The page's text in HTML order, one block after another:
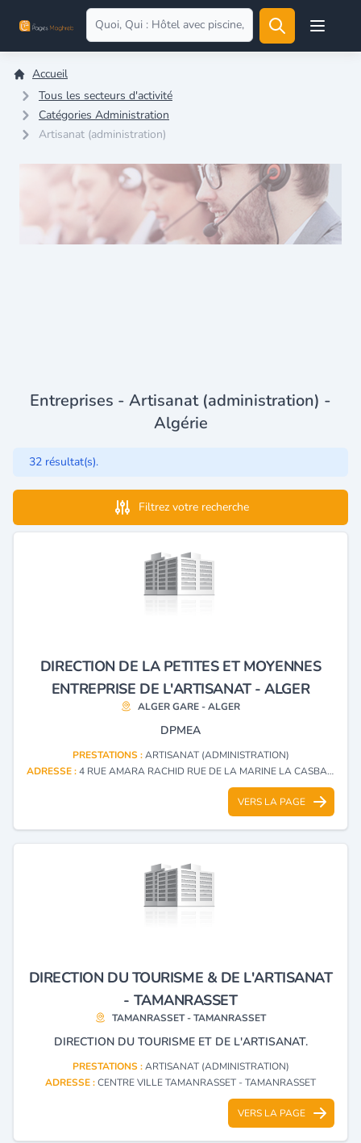
Open
Accueil
Tous les secteurs d'activité
Catégories Administration
Artisanat (administration)
Entreprises - Artisanat (administration) -
Algérie
32 résultat(s).
Filtrez votre recherche
DIRECTION DE LA PETITES ET MOYENNES
ENTREPRISE DE L'ARTISANAT - ALGER
ALGER GARE - ALGER
DPMEA
PRESTATIONS :ARTISANAT (ADMINISTRATION)
ADRESSE :4 RUE AMARA RACHID RUE DE LA MARINE LA CASBAH ALGER GARE - ALGER
VERS LA PAGE
DIRECTION DU TOURISME & DE L'ARTISANAT
- TAMANRASSET
TAMANRASSET - TAMANRASSET
DIRECTION DU TOURISME ET DE L'ARTISANAT.
PRESTATIONS :ARTISANAT (ADMINISTRATION)
ADRESSE :CENTRE VILLE TAMANRASSET - TAMANRASSET
VERS LA PAGE